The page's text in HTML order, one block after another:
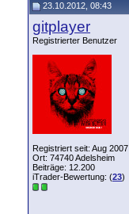
23.10.2012, 08:43
gitplayer
Registrierter Benutzer
Registriert seit: Aug 2007
Ort: 74740 Adelsheim
Beiträge: 12.200
iTrader-Bewertung: (23)